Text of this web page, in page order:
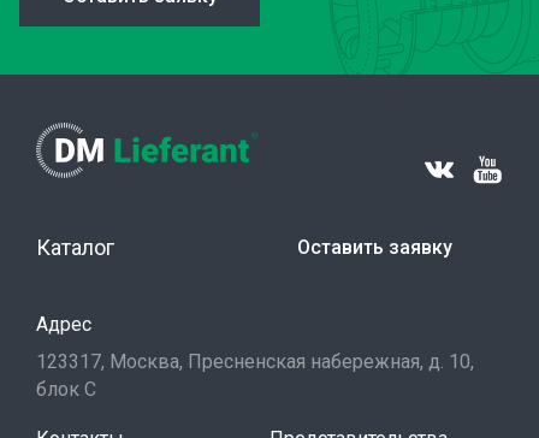
Каталог Оставить заявку
Адрес
123317, Москва, Пресненская набережная, д. 10,
блок С